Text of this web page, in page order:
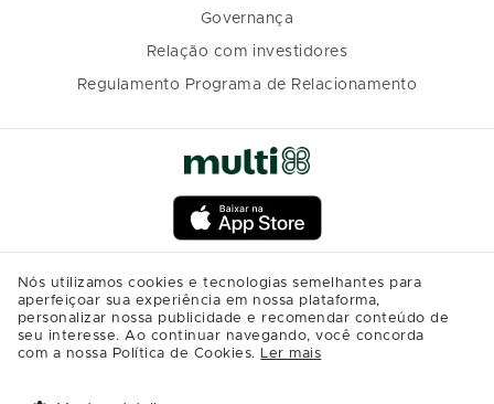
Governança
Relação com investidores
Regulamento Programa de Relacionamento
Nós utilizamos cookies e tecnologias semelhantes para
aperfeiçoar sua experiência em nossa plataforma,
personalizar nossa publicidade e recomendar conteúdo de
seu interesse. Ao continuar navegando, você concorda
com a nossa Política de Cookies. Ler mais